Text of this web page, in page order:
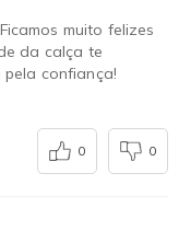
muito felizes
da calça te
confiança!
0 0